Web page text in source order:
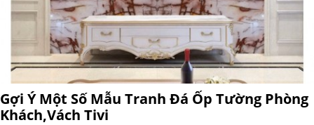
Gợi Ý Một Số Mẫu Tranh Đá Ốp Tường Phòng
Khách,Vách Tivi